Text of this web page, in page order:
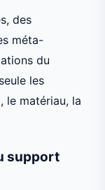
des
méta-
du
les
le matériau, la
support